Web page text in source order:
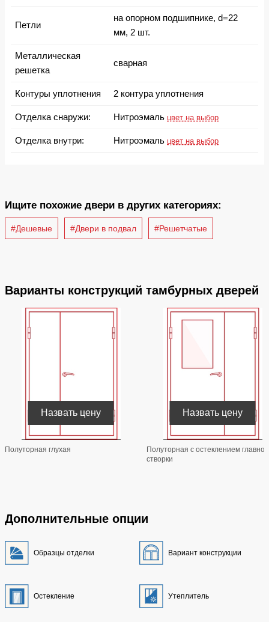
Петли
на опорном подшипнике, d=22
мм, 2 шт.
Металлическая
решетка
сварная
Контуры уплотнения 2 контура уплотнения
Отделка снаружи: Нитроэмаль цвет на выбор
Отделка внутри: Нитроэмаль цвет на выбор
Ищите похожие двери в других категориях:
#Дешевые #Двери в подвал #Решетчатые
Варианты конструкций тамбурных дверей
Полуторная глухая
Назвать цену
Полуторная с остеклением главной
створки
Назвать цену
Дополнительные опции
Образцы отделки Вариант конструкции
Остекление Утеплитель